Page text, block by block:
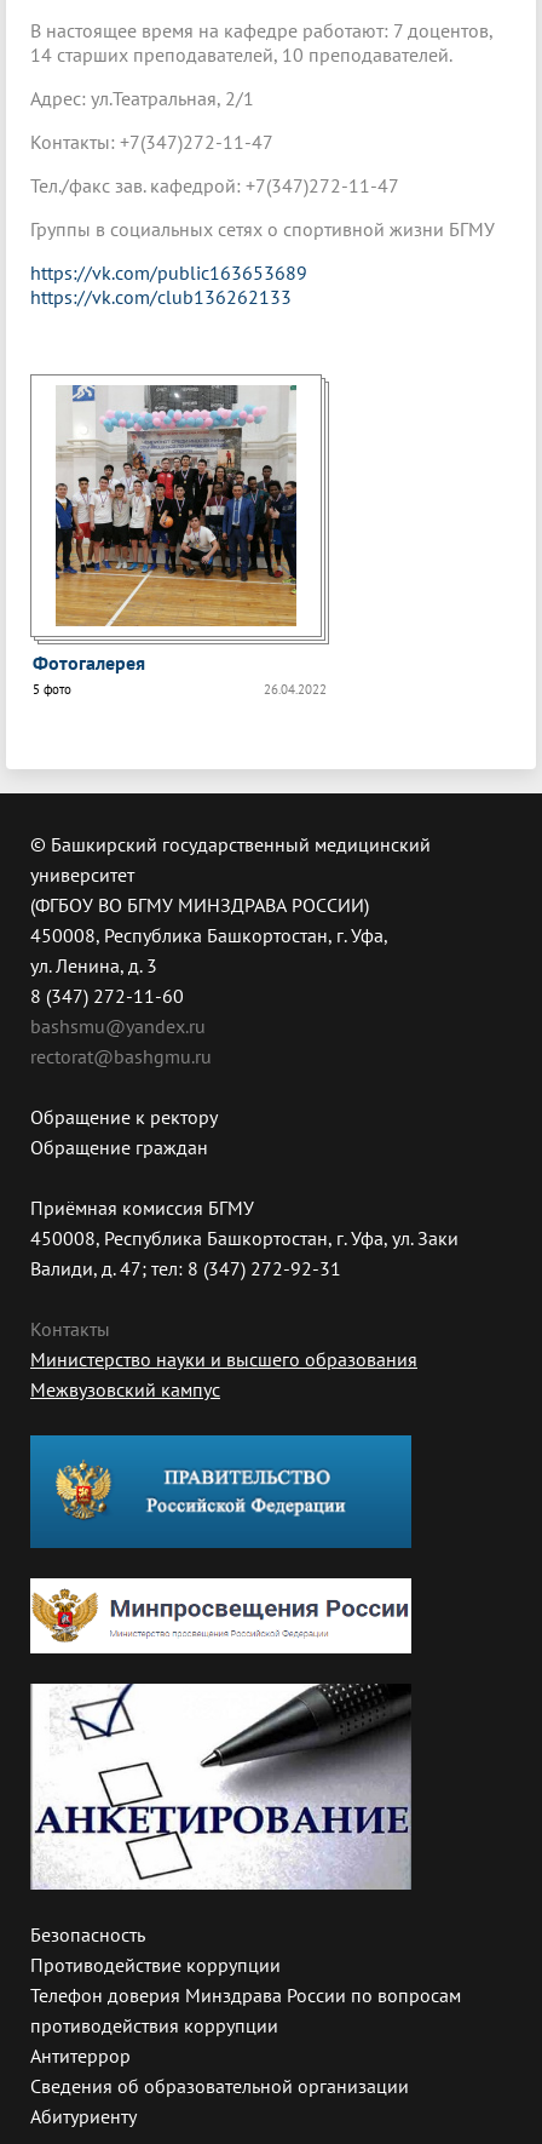
В настоящее время на кафедре работают: 7 доцентов,
14 старших преподавателей, 10 преподавателей.
Адрес: ул.Театральная, 2/1
Контакты: +7(347)272-11-47
Тел./факс зав. кафедрой: +7(347)272-11-47
Группы в социальных сетях о спортивной жизни БГМУ
https://vk.com/public163653689
https://vk.com/club136262133
Фотогалерея
26.04.2022
5 фото
© Башкирский государственный медицинский
университет
(ФГБОУ ВО БГМУ МИНЗДРАВА РОССИИ)
450008, Республика Башкортостан, г. Уфа,
ул. Ленина, д. 3
8 (347) 272-11-60
bashsmu@yandex.ru
rectorat@bashgmu.ru
Обращение к ректору
Обращение граждан
Приёмная комиссия БГМУ
450008, Республика Башкортостан, г. Уфа, ул. Заки
Валиди, д. 47; тел: 8 (347) 272-92-31
Контакты
Министерство науки и высшего образования
Межвузовский кампус
Безопасность
Противодействие коррупции
Телефон доверия Минздрава России по вопросам
противодействия коррупции
Антитеррор
Сведения об образовательной организации
Абитуриенту